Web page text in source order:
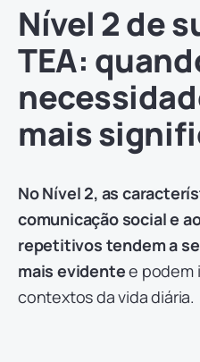
Nível 2 de
TEA:
mais
No Nível 2, as
comunicação social e
repetitivos tendem a
mais evidentee podem
contextos da vida diária.